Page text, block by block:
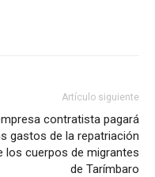
Artículo siguiente
contratista pagará
gastos de la repatriación
los cuerpos de migrantes
de Tarímbaro